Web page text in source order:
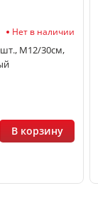
Нет в наличии
М12/30см,
В корзину